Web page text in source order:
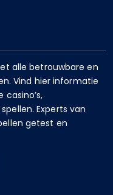
alle betrouwbare en
Vind hier informatie
Experts van
getest en